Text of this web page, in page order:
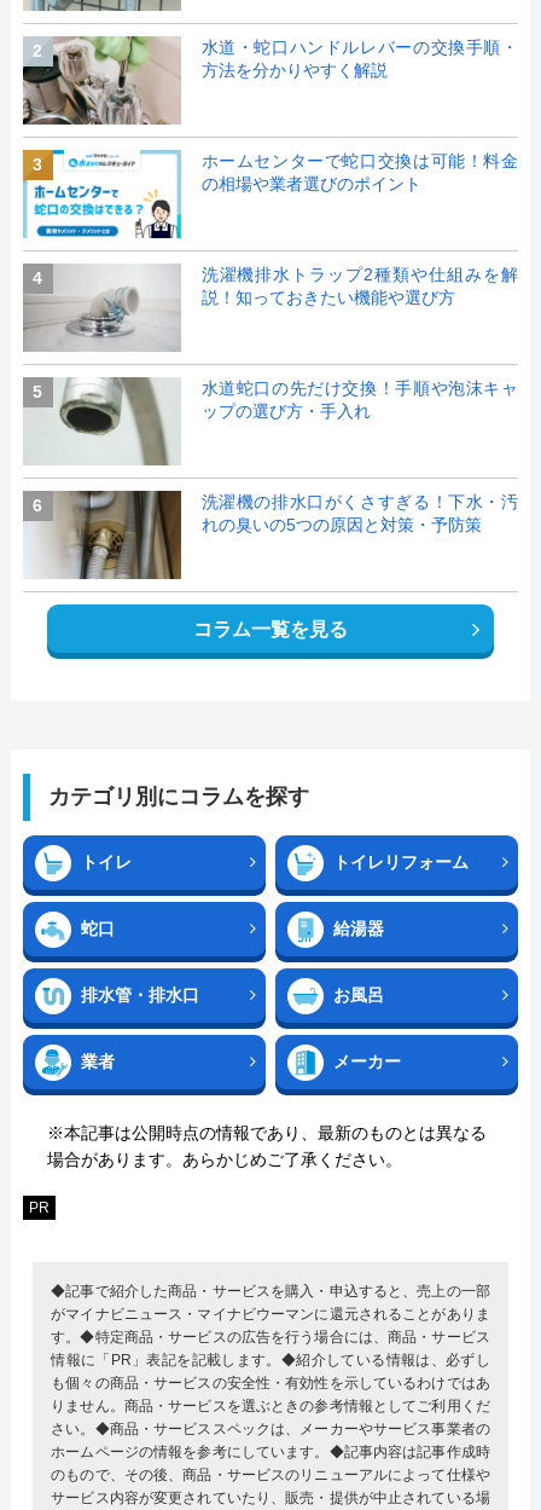
2
水道・蛇口ハンドルレバーの交換手順・
方法を分かりやすく解説
3
ホームセンターで蛇口交換は可能！料金
の相場や業者選びのポイント
4
洗濯機排水トラップ2種類や仕組みを解
説！知っておきたい機能や選び方
5
水道蛇口の先だけ交換！手順や泡沫キャ
ップの選び方・手入れ
6
洗濯機の排水口がくさすぎる！下水・汚
れの臭いの5つの原因と対策・予防策
コラム一覧を見る
カテゴリ別にコラムを探す
トイレ トイレリフォーム
蛇口 給湯器
排水管・排水口 お風呂
業者 メーカー
※本記事は公開時点の情報であり、最新のものとは異なる
場合があります。あらかじめご了承ください。
PR
◆記事で紹介した商品・サービスを購入・申込すると、売上の一部
がマイナビニュース・マイナビウーマンに還元されることがありま
す。◆特定商品・サービスの広告を行う場合には、商品・サービス
情報に「PR」表記を記載します。◆紹介している情報は、必ずし
も個々の商品・サービスの安全性・有効性を示しているわけではあ
りません。商品・サービスを選ぶときの参考情報としてご利用くだ
さい。◆商品・サービススペックは、メーカーやサービス事業者の
ホームページの情報を参考にしています。◆記事内容は記事作成時
のもので、その後、商品・サービスのリニューアルによって仕様や
サービス内容が変更されていたり、販売・提供が中止されている場